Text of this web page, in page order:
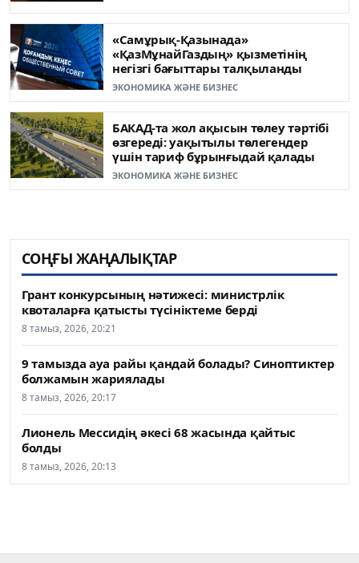
«Самұрық-Қазынада»
«ҚазМұнайГаздың» қызметінің
негізгі бағыттары талқыланды
ЭКОНОМИКА ЖӘНЕ БИЗНЕС
БАКАД-та жол ақысын төлеу тәртібі
өзгереді: уақытылы төлегендер
үшін тариф бұрынғыдай қалады
ЭКОНОМИКА ЖӘНЕ БИЗНЕС
СОҢҒЫ ЖАҢАЛЫҚТАР
Грант конкурсының нәтижесі: министрлік
квоталарға қатысты түсініктеме берді
8 тамыз, 2026, 20:21
9 тамызда ауа райы қандай болады? Синоптиктер
болжамын жариялады
8 тамыз, 2026, 20:17
Лионель Мессидің әкесі 68 жасында қайтыс
болды
8 тамыз, 2026, 20:13